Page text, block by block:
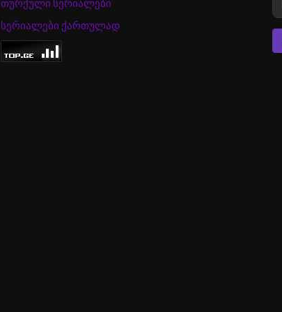
თურქული სერიალები
სერიალები ქართულად